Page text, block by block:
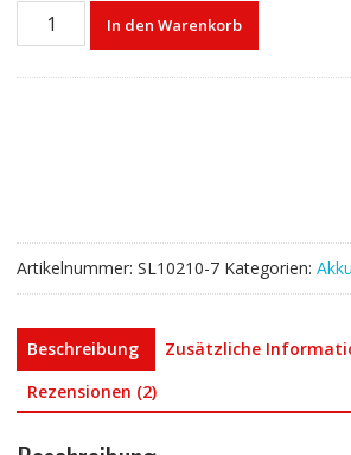
Laptop
In den Warenkorb
Artikelnummer: SL10210-7 Kategorien:
Beschreibung
Zusätzliche
Rezensionen (2)